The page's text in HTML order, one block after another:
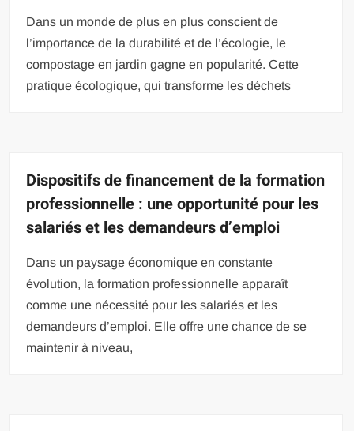
Dans un monde de plus en plus conscient de
l’importance de la durabilité et de l’écologie, le
compostage en jardin gagne en popularité. Cette
pratique écologique, qui transforme les déchets
Dispositifs de financement de la formation
professionnelle : une opportunité pour les
salariés et les demandeurs d’emploi
Dans un paysage économique en constante
évolution, la formation professionnelle apparaît
comme une nécessité pour les salariés et les
demandeurs d’emploi. Elle offre une chance de se
maintenir à niveau,